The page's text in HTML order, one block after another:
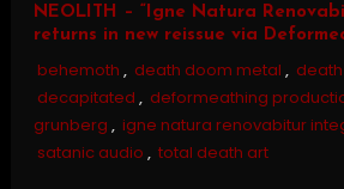
NEOLITH – “Igne Natura
returns in new reissue via
behemoth , death doom metal ,
decapitated , deformeathing
grunberg , igne natura renovabitur
satanic audio , total death art